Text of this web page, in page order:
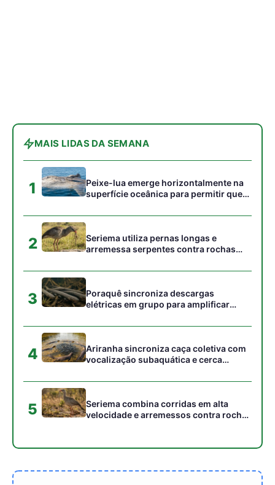
MAIS LIDAS DA SEMANA
1
Peixe-lua emerge horizontalmente na
superfície oceânica para permitir que
acumulados em sua pele
2
Seriema utiliza pernas longas e
arremessa serpentes contra rochas
campos
3
Poraquê sincroniza descargas
elétricas em grupo para amplificar
peixes maiores na Amazônia
4
Ariranha sincroniza caça coletiva com
vocalização subaquática e cerca
5
Seriema combina corridas em alta
velocidade e arremessos contra rochas